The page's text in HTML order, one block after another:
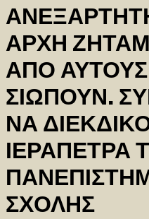
ΑΡΧΗ
ΑΠΟ
ΣΙΩΠΟΥΝ.
ΝΑ
ΙΕΡΑΠΕΤΡΑ
ΣΧΟΛΗΣ